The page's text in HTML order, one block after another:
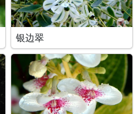
银边翠